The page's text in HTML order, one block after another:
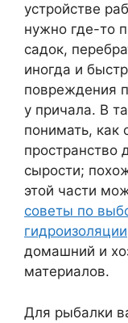
устройстве
нужно где-то
садок,
иногда и
повреждения
у причала. В
понимать, как
пространство
сырости;
этой части
советы по
гидроизоляции
домашний и
материалов.
Для рыбалки